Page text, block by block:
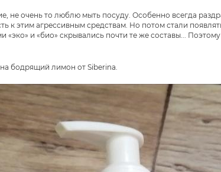
не очень то люблю мыть посуду. Особенно всегда
к этим агрессивным средствам. Но потом стали
«эко» и «био» скрывались почти те же составы...
бодрящий лимон от Siberina.